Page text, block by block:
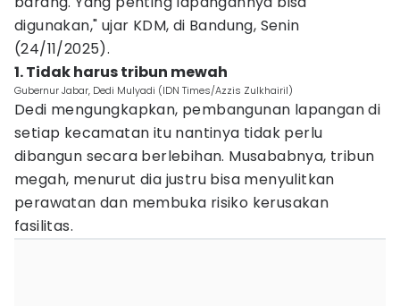
digunakan," ujar KDM, di Bandung, Senin
(24/11/2025).
1. Tidak harus tribun mewah
Gubernur Jabar, Dedi Mulyadi (IDN Times/Azzis Zulkhairil)
Dedi mengungkapkan, pembangunan lapangan di
setiap kecamatan itu nantinya tidak perlu
dibangun secara berlebihan. Musababnya, tribun
megah, menurut dia justru bisa menyulitkan
perawatan dan membuka risiko kerusakan
fasilitas.